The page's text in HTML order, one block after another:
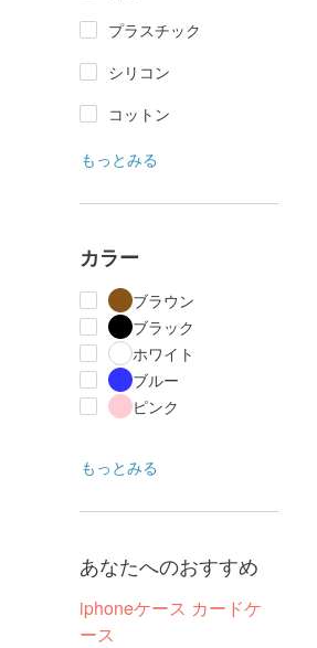
プラスチック
シリコン
コットン
もっとみる
カラー
ブラウン
ブラック
ホワイト
ブルー
ピンク
もっとみる
あなたへのおすすめ
iphoneケース カードケ
ース